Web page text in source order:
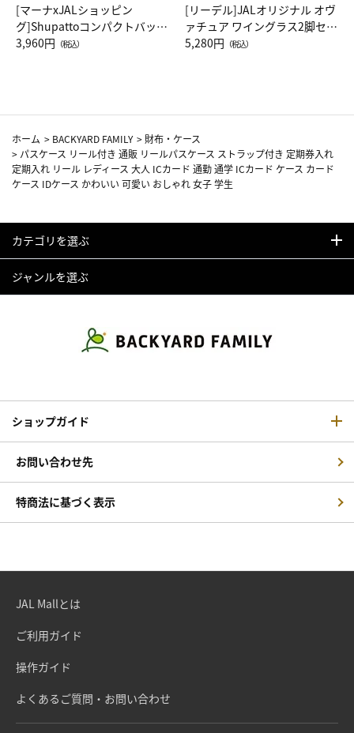
[マーナxJALショッピン
グ]Shupattoコンパクトバッグ
Drop JAL客室乗務員（LC）ス
3,960円 （税込）
[リーデル]JALオリジナル オヴ
ァチュア ワイングラス2脚セッ
ト（レッドワイン）
5,280円 （税込）
ホーム > BACKYARD FAMILY > 財布・ケース
> パスケース リール付き 通販 リールパスケース ストラップ付き 定期券入れ
定期入れ リール レディース 大人 ICカード 通勤 通学 ICカード ケース カード
ケース IDケース かわいい 可愛い おしゃれ 女子 学生
カテゴリを選ぶ
ジャンルを選ぶ
ショップガイド
お問い合わせ先
特商法に基づく表示
JAL Mallとは
ご利用ガイド
操作ガイド
よくあるご質問・お問い合わせ